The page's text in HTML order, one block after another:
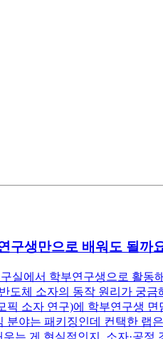
구생만으로 배워도 될까
실에서 학부연구생으로 활
도체 소자의 동작 원리가 궁
소자 연구)에 학부연구생
분야는 패키징인데 컨택한
는 게 현실적인지, 소자·공